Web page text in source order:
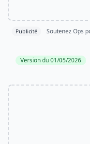
Publicité Soutenez Ops
Version du 01/05/2026